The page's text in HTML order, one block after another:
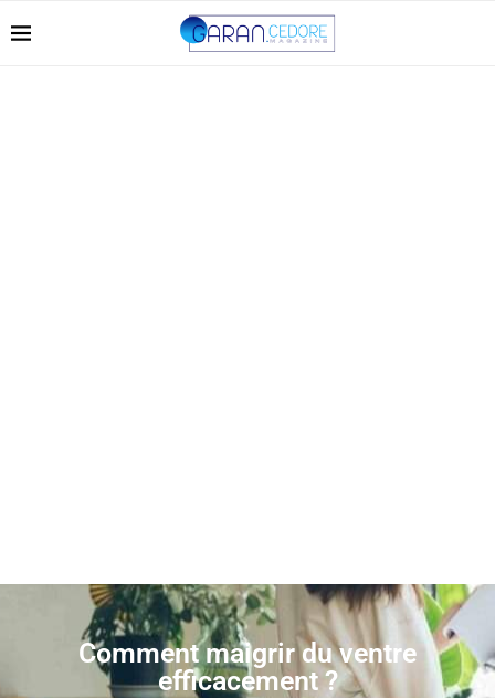
Comment maigrir du ventre
efficacement ?